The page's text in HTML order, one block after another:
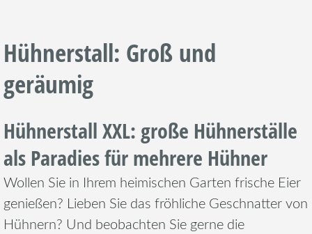
Hühnerstall: Groß und
geräumig
Hühnerstall XXL: große Hühnerställe
als Paradies für mehrere Hühner
Wollen Sie in Ihrem heimischen Garten frische Eier
genießen? Lieben Sie das fröhliche Geschnatter von
Hühnern? Und beobachten Sie gerne die